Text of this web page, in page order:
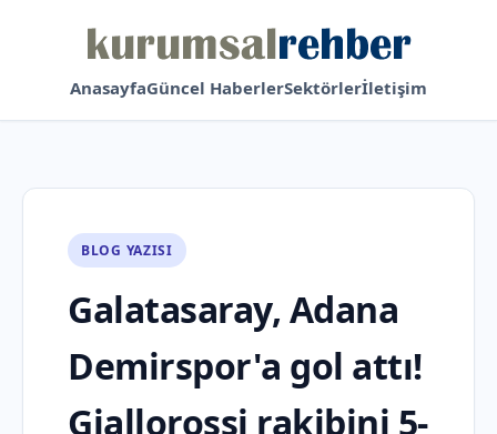
AnasayfaGüncel HaberlerSektörlerİletişim
BLOG YAZISI
Galatasaray, Adana
Demirspor'a gol attı!
Giallorossi rakibini 5-